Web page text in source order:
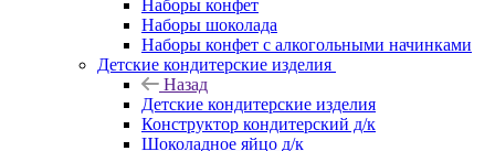
Наборы конфет
Наборы шоколада
Наборы конфет с алкогольными начинками
Детские кондитерские изделия
Назад
Детские кондитерские изделия
Конструктор кондитерский д/к
Шоколадное яйцо д/к